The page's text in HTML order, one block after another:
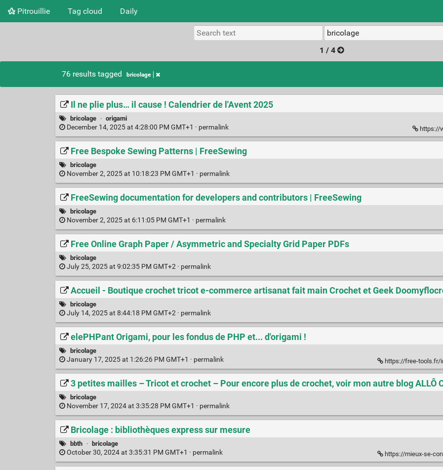
Pitrouillie Tag cloud Daily
1 / 4
76 results tagged bricolage
Il ne plie plus… il cause ! Calendrier de l'Avent 2025
bricolage · origami
December 14, 2025 at 4:28:00 PM GMT+1 · permalink https://
Free Bespoke Sewing Patterns | FreeSewing
bricolage
November 2, 2025 at 10:18:23 PM GMT+1 · permalink
FreeSewing documentation for developers and contributors | FreeSewing
bricolage
November 2, 2025 at 6:11:05 PM GMT+1 · permalink
Free Online Graph Paper / Asymmetric and Specialty Grid Paper PDFs
bricolage
July 25, 2025 at 9:02:35 PM GMT+2 · permalink
Accueil - Boutique crochet tricot e-commerce artisanat fait main Crochet et Geek
bricolage
July 14, 2025 at 8:44:18 PM GMT+2 · permalink
elePHPant Origami, pour les fondus de PHP et... d'origami !
bricolage
January 17, 2025 at 1:26:26 PM GMT+1 · permalink https://free-tools.fr/
3 petites mailles – Tricot et crochet – Pour encore plus de crochet, voir mon autre blog ALLÔ
bricolage
November 17, 2024 at 3:35:28 PM GMT+1 · permalink
Bricolage : bibliothèques express sur mesure
bbth · bricolage
October 30, 2024 at 3:35:31 PM GMT+1 · permalink https://mieux-se-